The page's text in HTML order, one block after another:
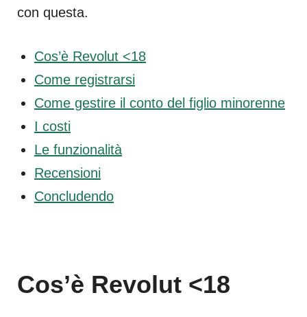
con questa.
Cos’è Revolut <18
Come registrarsi
Come gestire il conto del figlio minorenne
I costi
Le funzionalità
Recensioni
Concludendo
Cos’è Revolut <18